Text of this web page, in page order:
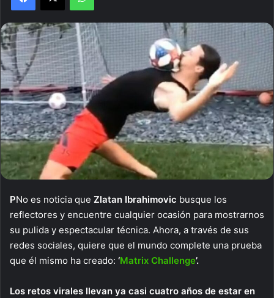
PNo es noticia que Zlatan Ibrahimovic busque los
reflectores y encuentre cualquier ocasión para mostrarnos
su pulida y espectacular técnica. Ahora, a través de sus
redes sociales, quiere que el mundo complete una prueba
que él mismo ha creado: ‘Matrix Challenge’.
Los retos virales llevan ya casi cuatro años de estar en